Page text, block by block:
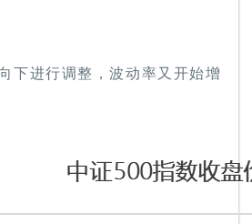
下进行调整，波动率又开始增